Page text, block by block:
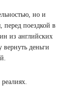
но и
поездкой в
из английских
вернуть деньги